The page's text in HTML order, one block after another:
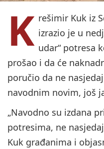
K rešimir Kuk iz
izrazio je u
udar“ potresa
prošao i da će
poručio da ne
navodnim novim, još
„Navodno su izdana
potresima, ne
Kuk građanima i